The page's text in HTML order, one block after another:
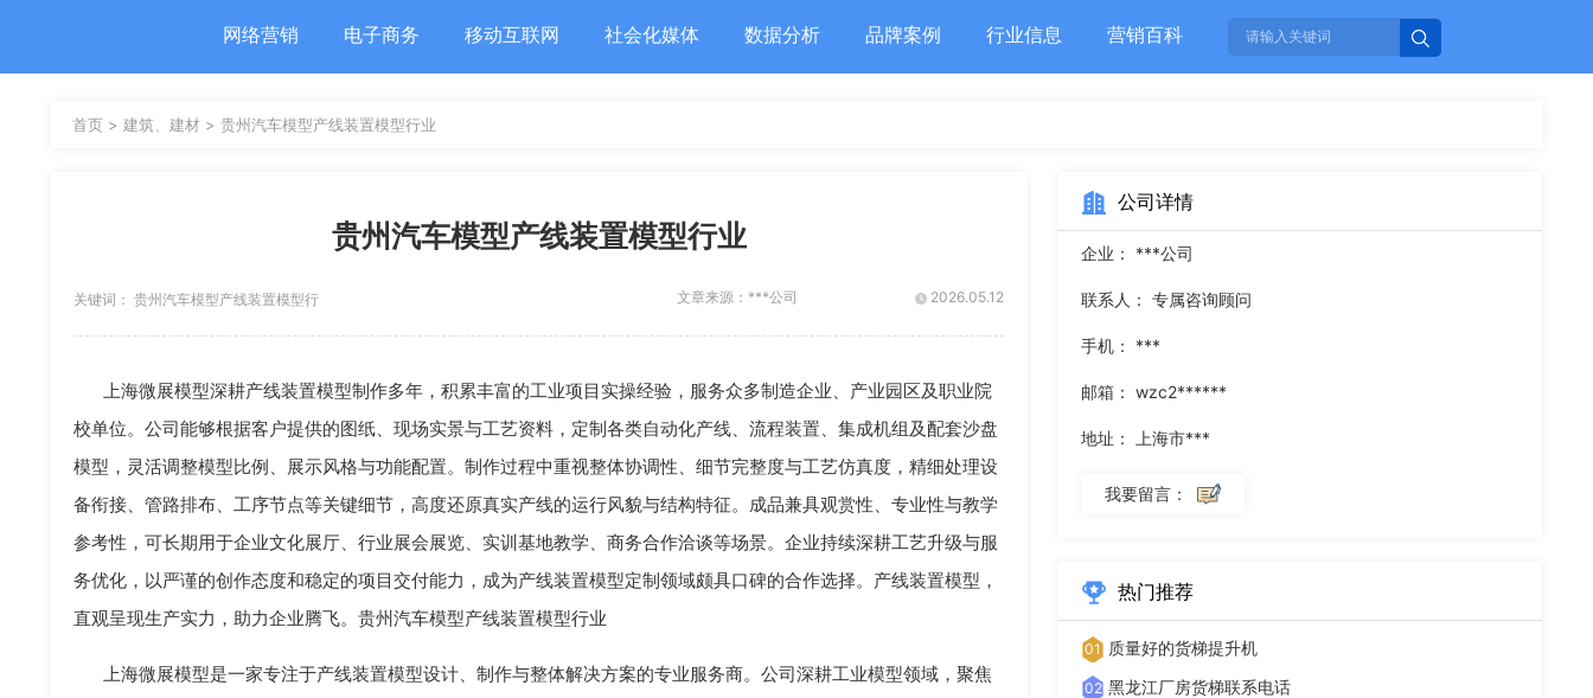
网络营销 电子商务 移动互联网 社会化媒体 数据分析 品牌案例 行业信息 营销百科
首页 > 建筑、建材 > 贵州汽车模型产线装置模型行业
贵州汽车模型产线装置模型行业
关键词： 贵州汽车模型产线装置模型行
2026.05.12
文章来源： ***公司
上海微展模型深耕产线装置模型制作多年，积累丰富的工业项目实操经验，服务众多制造企业、产业园区及职业院
校单位。公司能够根据客户提供的图纸、现场实景与工艺资料，定制各类自动化产线、流程装置、集成机组及配套沙盘
模型，灵活调整模型比例、展示风格与功能配置。制作过程中重视整体协调性、细节完整度与工艺仿真度，精细处理设
备衔接、管路排布、工序节点等关键细节，高度还原真实产线的运行风貌与结构特征。成品兼具观赏性、专业性与教学
参考性，可长期用于企业文化展厅、行业展会展览、实训基地教学、商务合作洽谈等场景。企业持续深耕工艺升级与服
务优化，以严谨的创作态度和稳定的项目交付能力，成为产线装置模型定制领域颇具口碑的合作选择。产线装置模型，
直观呈现生产实力，助力企业腾飞。贵州汽车模型产线装置模型行业
上海微展模型是一家专注于产线装置模型设计、制作与整体解决方案的专业服务商。公司深耕工业模型领域，聚焦
公司详情
企业： ***公司
联系人： 专属咨询顾问
手机： ***
邮箱： wzc2******
地址： 上海市***
我要留言：
热门推荐
01 质量好的货梯提升机
02 黑龙江厂房货梯联系电话